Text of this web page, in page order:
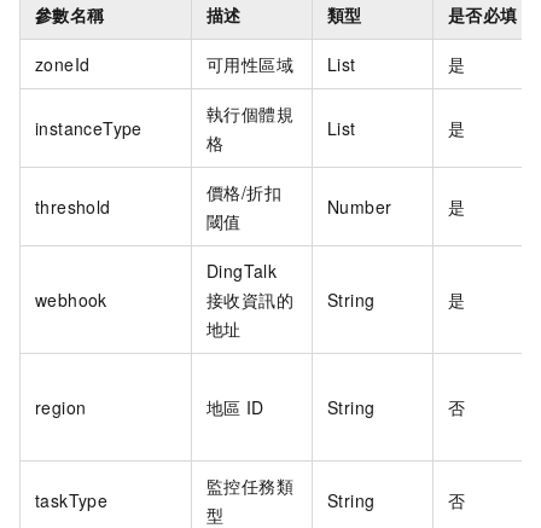
參數名稱 描述 類型 是否必填
zoneId 可用性區域 List 是
instanceType
執行個體規
格
List 是
threshold
價格/折扣
閾值
Number 是
webhook
DingTalk
接收資訊的
地址
String 是
region 地區 ID String 否
taskType
監控任務類
型
String 否